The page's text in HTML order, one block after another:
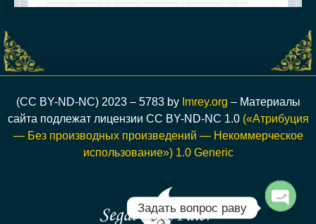
(CC BY-ND-NC) 2023 – 5783 by Imrey.org – Материалы
сайта подлежат лицензии CC BY-ND-NC 1.0(«Атрибуция
— Без производных произведений — Некоммерческое
использование») 1.0 Generic
Задать вопрос раву